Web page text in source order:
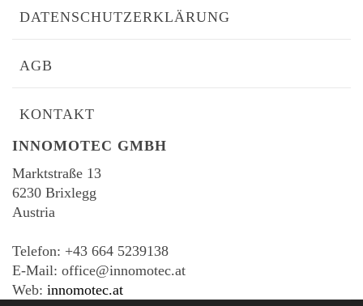
DATENSCHUTZERKLÄRUNG
AGB
KONTAKT
INNOMOTEC GMBH
Marktstraße 13
6230 Brixlegg
Austria
Telefon: +43 664 5239138
E-Mail: office@innomotec.at
Web: innomotec.at